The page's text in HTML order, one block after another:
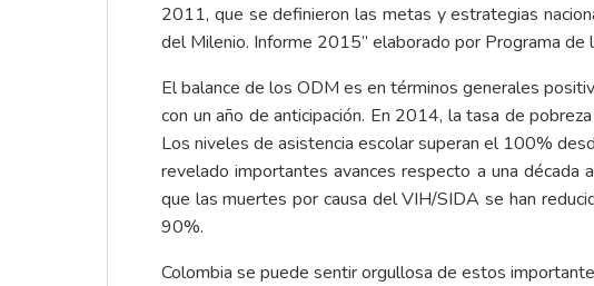
2011, que se definieron las metas y estrategias
del Milenio. Informe 2015” elaborado por Programa
El balance de los ODM es en términos generales
con un año de anticipación. En 2014, la tasa de
Los niveles de asistencia escolar superan el 100%
revelado importantes avances respecto a una
que las muertes por causa del VIH/SIDA se han
90%.
Colombia se puede sentir orgullosa de estos